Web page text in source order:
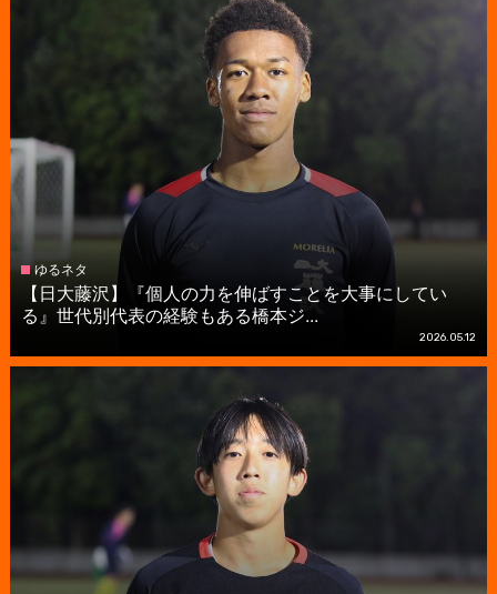
ゆるネタ
【日大藤沢】『個人の力を伸ばすことを大事にしてい
る』世代別代表の経験もある橋本ジ...
2026.05.12